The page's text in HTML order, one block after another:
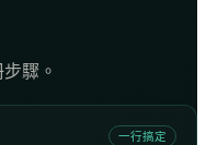
驟。
一行搞定